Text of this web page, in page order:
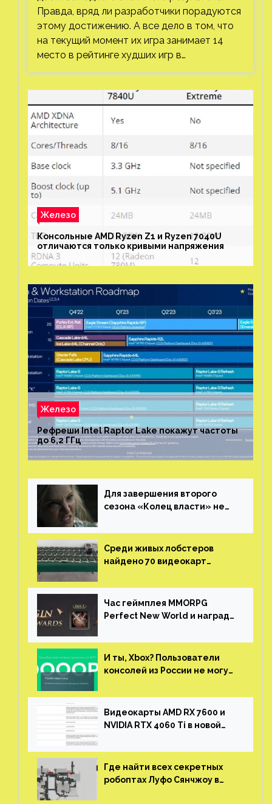
Правда, вряд ли разработчики порадуются
этому достижению. А все дело в том, что
на текущий момент их игра занимает 14
место в рейтинге худших игр в…
Железо
Консольные AMD Ryzen Z1 и Ryzen 7040U
отличаются только кривыми напряжения
Железо
Рефреши Intel Raptor Lake покажут частоты
до 6,2 ГГц
Для завершения второго
сезона «Колец власти» не
Среди живых лобстеров
найдено 70 видеокарт
китайской таможни
Час геймплея MMORPG
Perfect New World и награды
И ты, Xbox? Пользователи
консолей из России не могут
Видеокарты AMD RX 7600 и
NVIDIA RTX 4060 Ti в новой
Где найти всех секретных
робоптах Луфо Сянчжоу в